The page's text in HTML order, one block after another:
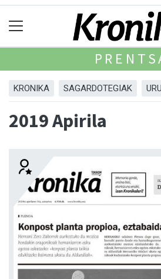
KRONIKA SAGARDOTEGIAK
2019 Apirila